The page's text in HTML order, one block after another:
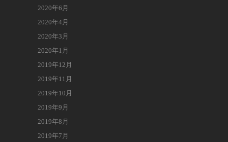
2020年6月
2020年4月
2020年3月
2020年1月
2019年12月
2019年11月
2019年10月
2019年9月
2019年8月
2019年7月